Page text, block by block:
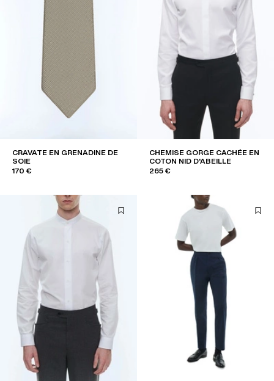
CRAVATE EN GRENADINE DE
SOIE
170 €
CHEMISE GORGE CACHÉE EN
COTON NID D'ABEILLE
265 €